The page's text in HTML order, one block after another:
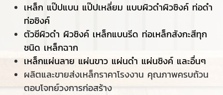
เหล็ก แป๊ปแบน แป๊ปเหลี่ยม แบบผิวดำผิวซิงค์ ท่อดำ
ท่อซิงค์
ตัวซีผิวดำ ผิวซิงค์ เหล็กแบนรีด ท่อเหล็กสังกะสีทุก
ชนิด เหล็กฉาก
เหล็กแผ่นลาย แผ่นขาว แผ่นดำ แผ่นซิงค์ และอื่นๆ
ผลิตและขายส่งเหล็กราคาโรงงาน คุณภาพครบถ้วน
ตอบโจทย์วงการก่อสร้าง